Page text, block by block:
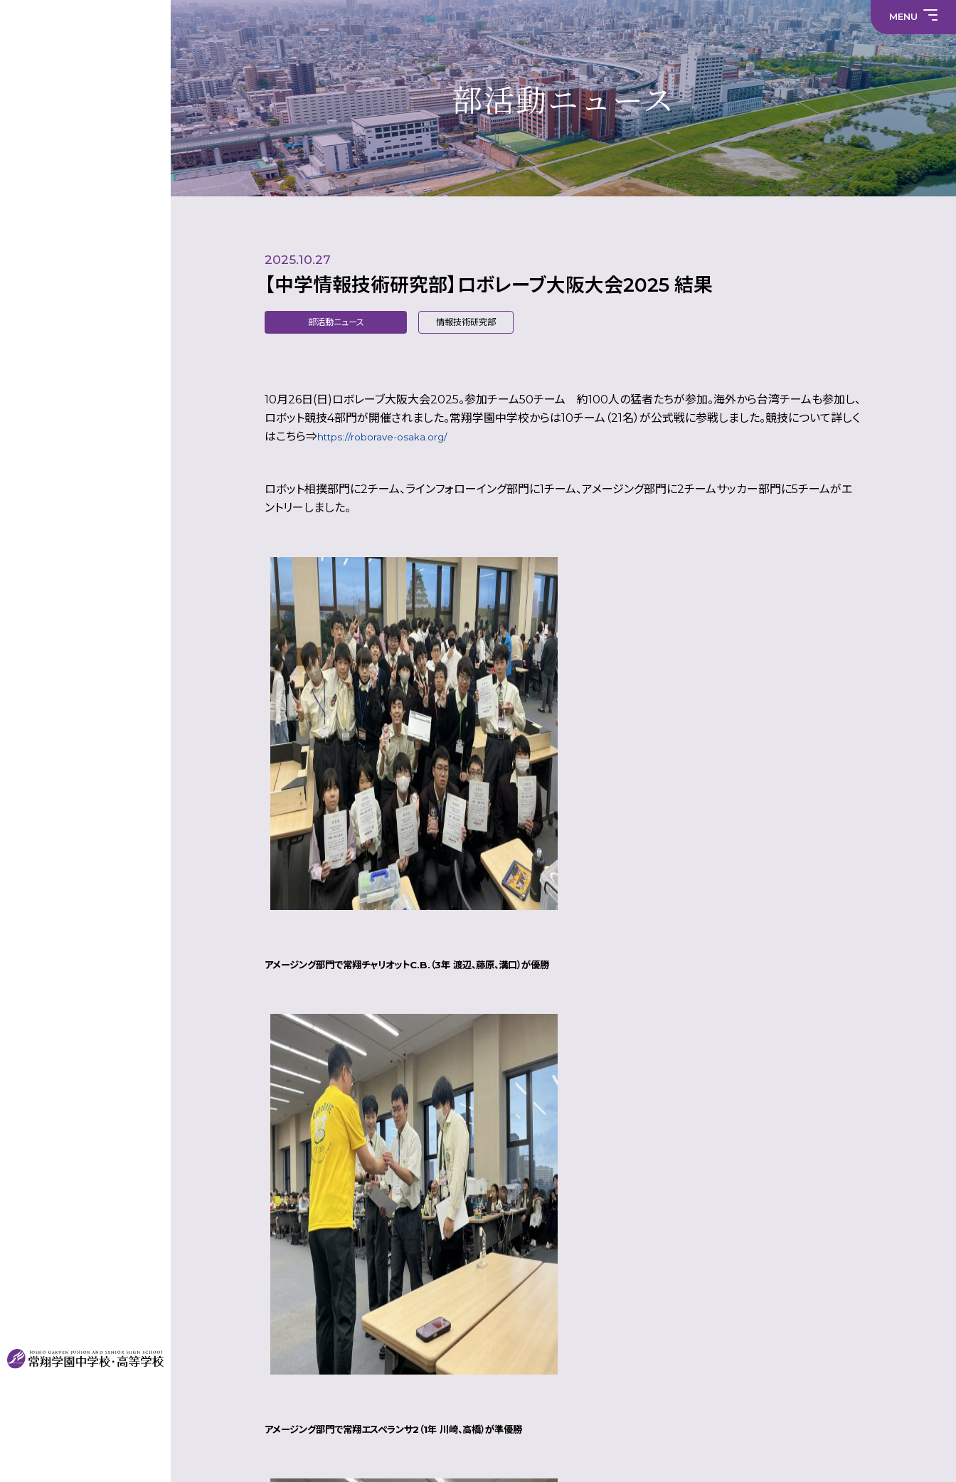
MENU
情
報
員
採
情
報
サ
イ
ト
マ
ッ
プ
プ
イ
バ
シ
ー
ポ
リ
シ
ー
部
活
動
に
係
る
活
動
方
針
（高
校）
部
活
動
の
在
り
方
に
関
す
る
活
動
方
針
財
務
報
学
校
評
価
就
活
ラ
ス
メ
ン
ト
防
止・
制服
メディア
常翔メタ
部活動ニュース
2025.10.27
【中学情報技術研究部】ロボレーブ大阪大会2025 結果
部活動ニュース 情報技術研究部
10月26日(日)ロボレーブ大阪大会2025。参加チーム50チーム 約100人の猛者たちが参加。海外から台湾チームも参加し、
ロボット競技4部門が開催されました。常翔学園中学校からは10チーム（21名）が公式戦に参戦しました。競技について詳しく
はこちら⇒https://roborave-osaka.org/
ロボット相撲部門に2チーム、ラインフォローイング部門に1チーム、アメージング部門に2チームサッカー部門に5チームがエ
ントリーしました。
アメージング部門で常翔チャリオットC.B.（3年 渡辺、藤原、溝口）が優勝
アメージング部門で常翔エスペランサ2（1年 川崎、高橋）が準優勝